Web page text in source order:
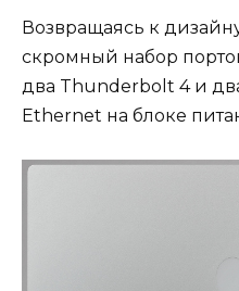
Возвращаясь к
скромный набор
два Thunderbolt 4 и
Ethernet на блоке